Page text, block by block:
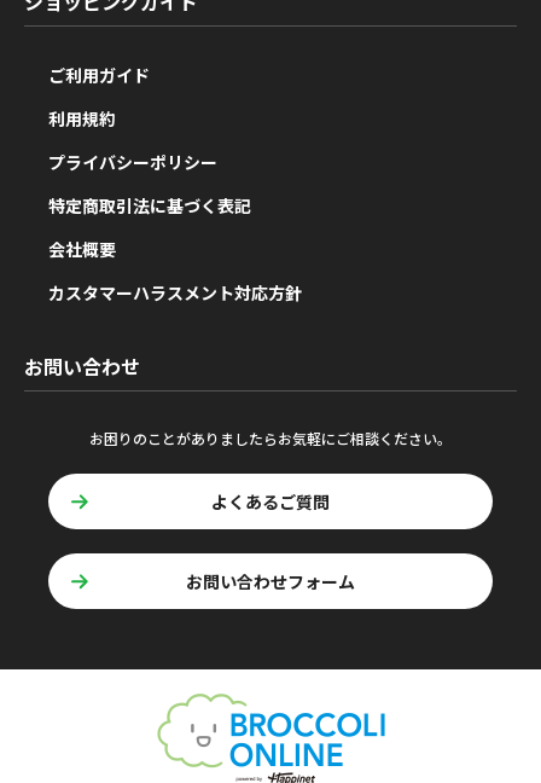
ご利用ガイド
利用規約
プライバシーポリシー
特定商取引法に基づく表記
会社概要
カスタマーハラスメント対応方針
お問い合わせ
お困りのことがありましたらお気軽にご相談ください。
よくあるご質問
お問い合わせフォーム